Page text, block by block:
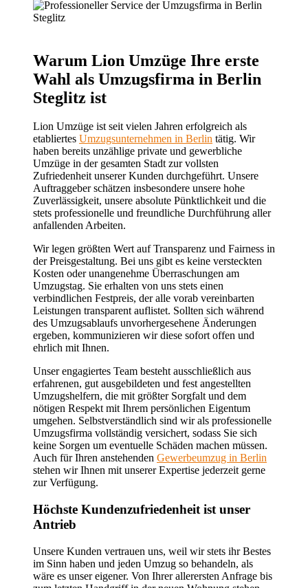
Warum Lion Umzüge Ihre erste
Wahl als Umzugsfirma in Berlin
Steglitz ist
Lion Umzüge ist seit vielen Jahren erfolgreich als
etabliertes Umzugsunternehmen in Berlin tätig. Wir
haben bereits unzählige private und gewerbliche
Umzüge in der gesamten Stadt zur vollsten
Zufriedenheit unserer Kunden durchgeführt. Unsere
Auftraggeber schätzen insbesondere unsere hohe
Zuverlässigkeit, unsere absolute Pünktlichkeit und die
stets professionelle und freundliche Durchführung aller
anfallenden Arbeiten.
Wir legen größten Wert auf Transparenz und Fairness in
der Preisgestaltung. Bei uns gibt es keine versteckten
Kosten oder unangenehme Überraschungen am
Umzugstag. Sie erhalten von uns stets einen
verbindlichen Festpreis, der alle vorab vereinbarten
Leistungen transparent auflistet. Sollten sich während
des Umzugsablaufs unvorhergesehene Änderungen
ergeben, kommunizieren wir diese sofort offen und
ehrlich mit Ihnen.
Unser engagiertes Team besteht ausschließlich aus
erfahrenen, gut ausgebildeten und fest angestellten
Umzugshelfern, die mit größter Sorgfalt und dem
nötigen Respekt mit Ihrem persönlichen Eigentum
umgehen. Selbstverständlich sind wir als professionelle
Umzugsfirma vollständig versichert, sodass Sie sich
keine Sorgen um eventuelle Schäden machen müssen.
Auch für Ihren anstehenden Gewerbeumzug in Berlin
stehen wir Ihnen mit unserer Expertise jederzeit gerne
zur Verfügung.
Höchste Kundenzufriedenheit ist unser
Antrieb
Unsere Kunden vertrauen uns, weil wir stets ihr Bestes
im Sinn haben und jeden Umzug so behandeln, als
wäre es unser eigener. Von Ihrer allerersten Anfrage bis